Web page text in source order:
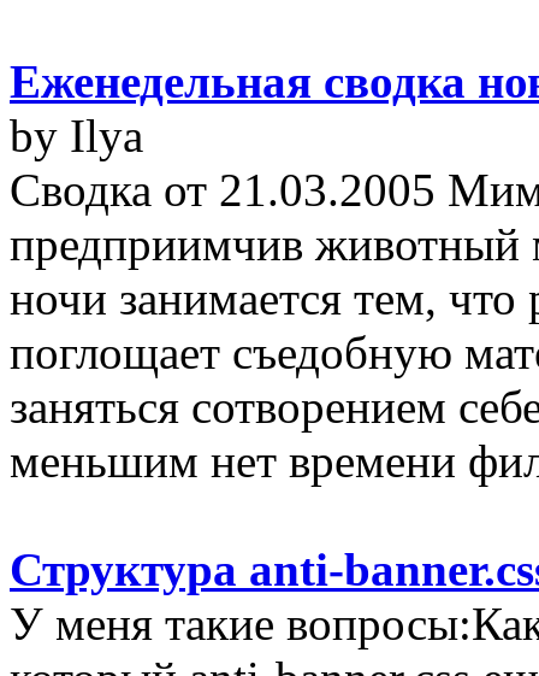
Еженедельная сводка
by Ilya
Сводка от 21.03.2005
предприимчив животный
ночи занимается тем, что
поглощает съедобную
заняться сотворением
меньшим нет времени
Структура anti-
У меня такие